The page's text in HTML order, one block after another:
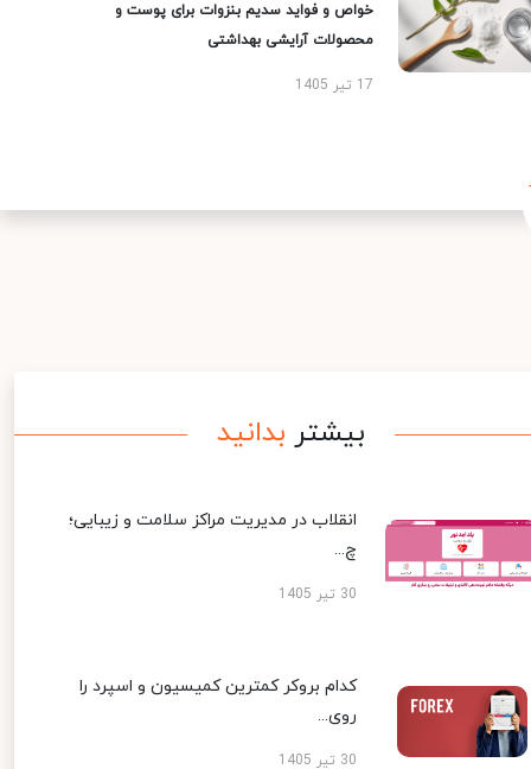
خواص و فواید سدیم بنزوات برای پوست و
محصولات آرایشی بهداشتی
17 تیر 1405
بیشتر بدانید
انقلاب در مدیریت مراکز سلامت و زیبایی؛
چ...
30 تیر 1405
کدام بروکر کمترین کمیسیون و اسپرد را
روی...
30 تیر 1405